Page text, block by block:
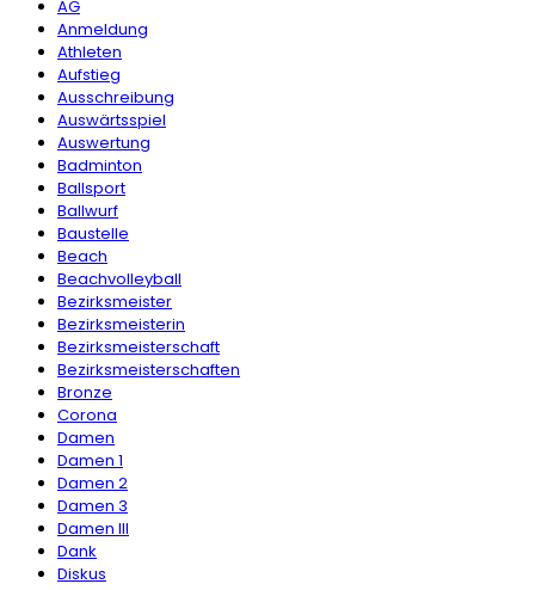
AG
Anmeldung
Athleten
Aufstieg
Ausschreibung
Auswärtsspiel
Auswertung
Badminton
Ballsport
Ballwurf
Baustelle
Beach
Beachvolleyball
Bezirksmeister
Bezirksmeisterin
Bezirksmeisterschaft
Bezirksmeisterschaften
Bronze
Corona
Damen
Damen 1
Damen 2
Damen 3
Damen III
Dank
Diskus